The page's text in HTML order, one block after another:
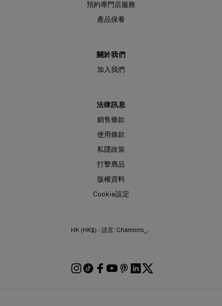
預約專門店服務
產品保養
關於我們
加入我們
法律訊息
銷售條款
使用條款
私隱政策
打擊膺品
版權資料
Cookie設定
HK (HK$) - 語言: Chamorro